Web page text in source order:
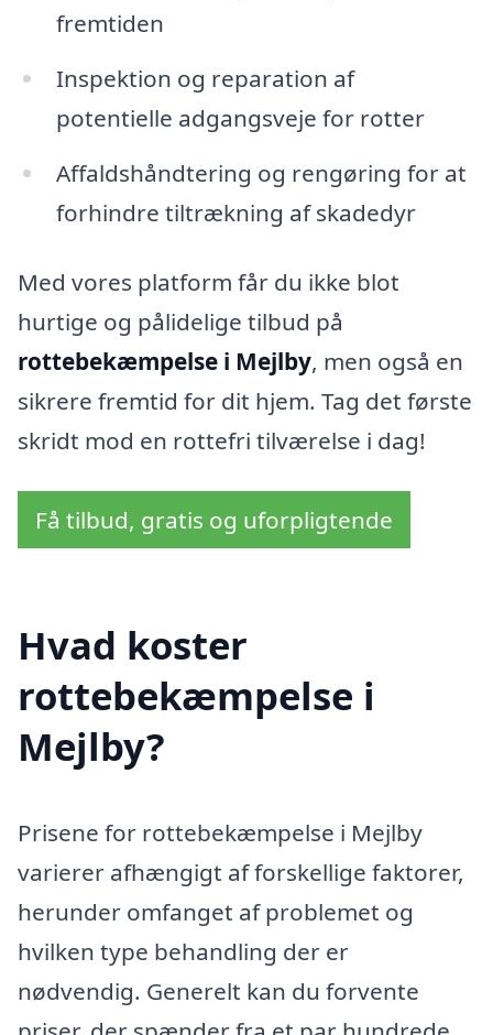
fremtiden
Inspektion og reparation af
potentielle adgangsveje for rotter
Affaldshåndtering og rengøring for at
forhindre tiltrækning af skadedyr
Med vores platform får du ikke blot
hurtige og pålidelige tilbud på
rottebekæmpelse i Mejlby, men også en
sikrere fremtid for dit hjem. Tag det første
skridt mod en rottefri tilværelse i dag!
Få tilbud, gratis og uforpligtende
Hvad koster
rottebekæmpelse i
Mejlby?
Prisene for rottebekæmpelse i Mejlby
varierer afhængigt af forskellige faktorer,
herunder omfanget af problemet og
hvilken type behandling der er
nødvendig. Generelt kan du forvente